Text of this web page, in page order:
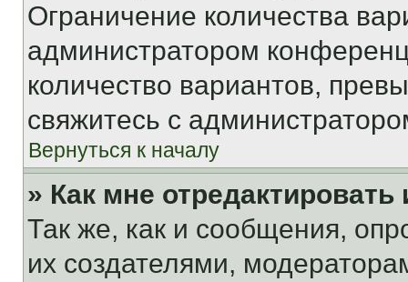
Ограничение количества
администратором
количество вариантов,
свяжитесь с
Вернуться к началу
» Как мне
Так же, как и сообщения,
их создателями,